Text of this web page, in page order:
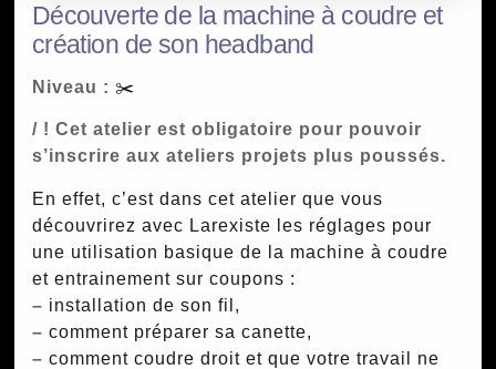
Découverte de la machine à coudre et
création de son headband
Niveau : ✂️
/ ! Cet atelier est obligatoire pour pouvoir
s’inscrire aux ateliers projets plus poussés.
En effet, c’est dans cet atelier que vous
découvrirez avec Larexiste les réglages pour
une utilisation basique de la machine à coudre
et entrainement sur coupons :
– installation de son fil,
– comment préparer sa canette,
– comment coudre droit et que votre travail ne